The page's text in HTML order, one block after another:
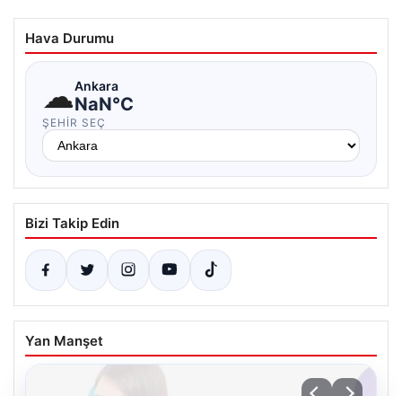
Hava Durumu
☁Ankara
NaN°C
ŞEHIR SEÇ
Bizi Takip Edin
Yan Manşet